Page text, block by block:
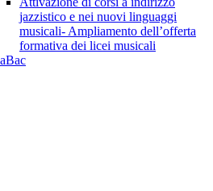
jazzistico e nei nuovi linguaggi
musicali- Ampliamento dell’offerta
formativa dei licei musicali